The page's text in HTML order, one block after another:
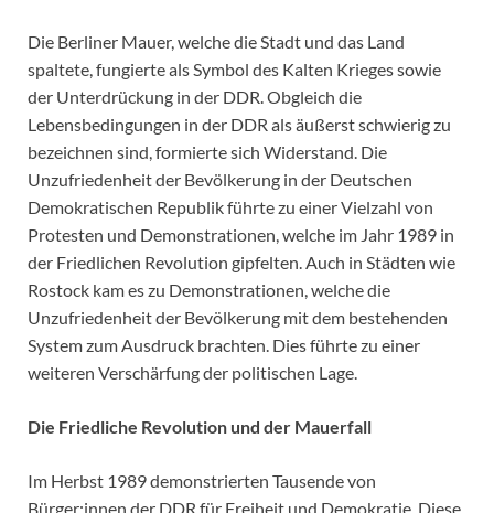
Die Berliner Mauer, welche die Stadt und das Land
spaltete, fungierte als Symbol des Kalten Krieges sowie
der Unterdrückung in der DDR. Obgleich die
Lebensbedingungen in der DDR als äußerst schwierig zu
bezeichnen sind, formierte sich Widerstand. Die
Unzufriedenheit der Bevölkerung in der Deutschen
Demokratischen Republik führte zu einer Vielzahl von
Protesten und Demonstrationen, welche im Jahr 1989 in
der Friedlichen Revolution gipfelten. Auch in Städten wie
Rostock kam es zu Demonstrationen, welche die
Unzufriedenheit der Bevölkerung mit dem bestehenden
System zum Ausdruck brachten. Dies führte zu einer
weiteren Verschärfung der politischen Lage.
Die Friedliche Revolution und der Mauerfall
Im Herbst 1989 demonstrierten Tausende von
Bürger:innen der DDR für Freiheit und Demokratie. Diese